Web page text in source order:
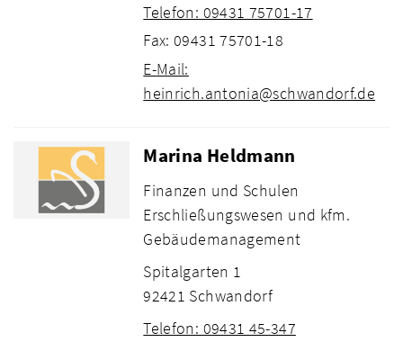
Telefon: 09431 75701-17
Fax: 09431 75701-18
E-Mail:
heinrich.antonia@schwandorf.de
Marina Heldmann
Finanzen und Schulen
Erschließungswesen und kfm.
Gebäudemanagement
Spitalgarten 1
92421 Schwandorf
Telefon: 09431 45-347